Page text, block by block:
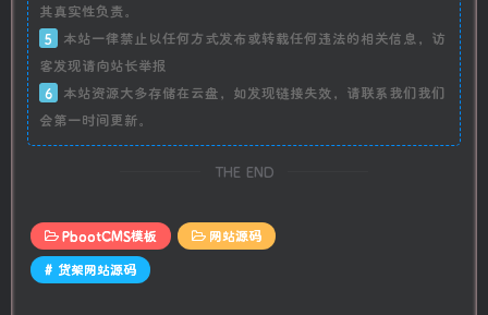
其真实性负责。
5
本站一律禁止以任何方式发布或转载任何违法的相关信息，访
客发现请向站长举报
6
本站资源大多存储在云盘，如发现链接失效，请联系我们我们
会第一时间更新。
THE END
PbootCMS模板
网站源码
# 货架网站源码